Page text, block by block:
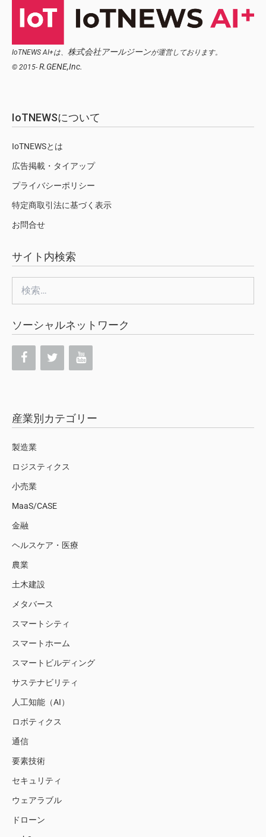
IoTNEWS AI+は、 株式会社アールジーンが運営しております。
© 2015- R.GENE,Inc.
IoTNEWSについて
IoTNEWSとは
広告掲載・タイアップ
プライバシーポリシー
特定商取引法に基づく表示
お問合せ
サイト内検索
索:
ソーシャルネットワーク
産業別カテゴリー
製造業
ロジスティクス
小売業
MaaS/CASE
金融
ヘルスケア・医療
農業
土木建設
メタバース
スマートシティ
スマートホーム
スマートビルディング
サステナビリティ
人工知能（AI）
ロボティクス
通信
要素技術
セキュリティ
ウェアラブル
ドローン